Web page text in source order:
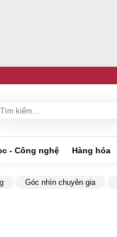
- Công nghệ Hàng hóa
Góc nhìn chuyên gia